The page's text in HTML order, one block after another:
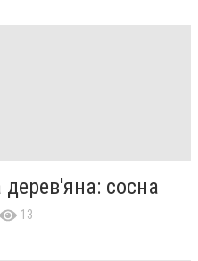
дерев'яна: сосна
13